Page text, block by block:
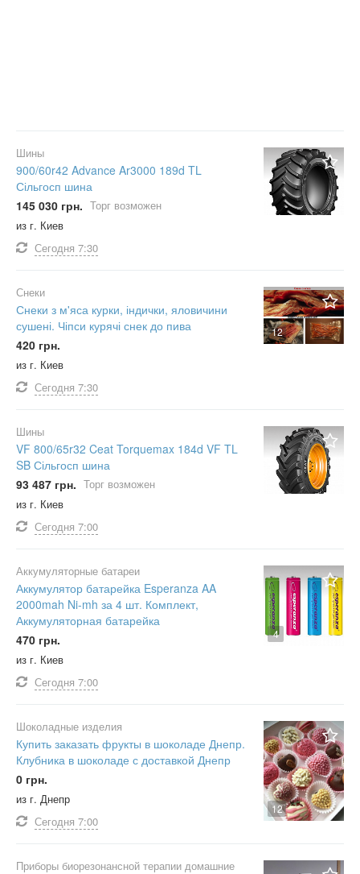
Шины
900/60r42 Advance Ar3000 189d TL
Сільгосп шина
145 030 грн. Торг возможен
из г. Киев
Сегодня 7:30
12
Снеки
Снеки з м'яса курки, індички, яловичини
сушені. Чіпси курячі снек до пива
420 грн.
из г. Киев
Сегодня 7:30
Шины
VF 800/65r32 Ceat Torquemax 184d VF TL
SB Сільгосп шина
93 487 грн. Торг возможен
из г. Киев
Сегодня 7:00
4
Аккумуляторные батареи
Аккумулятор батарейка Esperanza AA
2000mah Ni-mh за 4 шт. Комплект,
Аккумуляторная батарейка
470 грн.
из г. Киев
Сегодня 7:00
12
Шоколадные изделия
Купить заказать фрукты в шоколаде Днепр.
Клубника в шоколаде с доставкой Днепр
0 грн.
из г. Днепр
Сегодня 7:00
Приборы биорезонансной терапии домашние